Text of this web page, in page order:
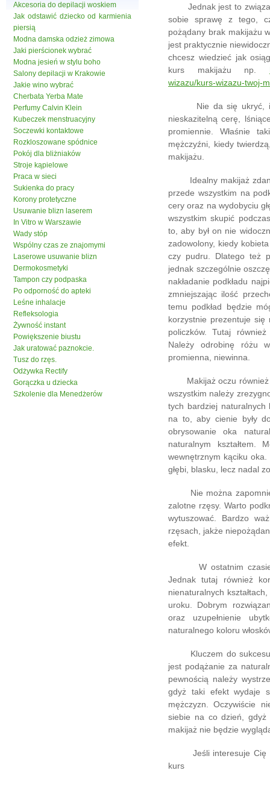
Akcesoria do depilacji woskiem
Jak odstawić dziecko od karmienia
piersią
Modna damska odzież zimowa
Jaki pierścionek wybrać
Modna jesień w stylu boho
Salony depilacji w Krakowie
Jakie wino wybrać
Cherbata Yerba Mate
Perfumy Calvin Klein
Kubeczek menstruacyjny
Soczewki kontaktowe
Rozkloszowane spódnice
Pokój dla bliżniaków
Stroje kąpielowe
Praca w sieci
Sukienka do pracy
Korony protetyczne
Usuwanie blizn laserem
In Vitro w Warszawie
Wady stóp
Wspólny czas ze znajomymi
Laserowe usuwanie blizn
Dermokosmetyki
Tampon czy podpaska
Po odporność do apteki
Leśne inhalacje
Refleksologia
Żywność instant
Powiększenie biustu
Jak uratować paznokcie.
Tusz do rzęs.
Odżywka Rectify
Gorączka u dziecka
Szkolenie dla Menedżerów
Jednak jest to
sobie sprawę z tego,
pożądany brak makijażu
jest praktycznie
chcesz wiedzieć jak
kurs makijażu np.
wizazu/kurs-wizazu-twoj-
Nie da się ukryć, iż
nieskazitelną cerę,
promiennie. Właśnie
mężczyźni, kiedy
makijażu.
Idealny makijaż
przede wszystkim na
cery oraz na wydobyciu
wszystkim skupić
to, aby był on nie
zadowolony, kiedy
czy pudru. Dlatego też
jednak szczególnie
nakładanie podkładu
zmniejszając ilość
temu podkład będzie
korzystnie prezentuje się
policzków. Tutaj
Należy odrobinę różu
promienna, niewinna.
Makijaż oczu również
wszystkim należy
tych bardziej naturalnych
na to, aby cienie były
obrysowanie oka
naturalnym kształtem.
wewnętrznym kąciku
głębi, blasku, lecz nadal
Nie można zapomnieć
zalotne rzęsy. Warto
wytuszować. Bardzo
rzęsach, jakże
efekt.
W ostatnim czasie
Jednak tutaj również
nienaturalnych
uroku. Dobrym
oraz uzupełnienie
naturalnego koloru
Kluczem do sukcesu
jest podążanie za
pewnością należy
gdyż taki efekt wydaje
mężczyzn. Oczywiście
siebie na co dzień, gdyż
makijaż nie będzie
Jeśli interesuje Cię
kurs